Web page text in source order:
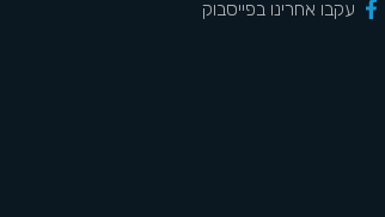
עקבו אחרינו בפייסבוק